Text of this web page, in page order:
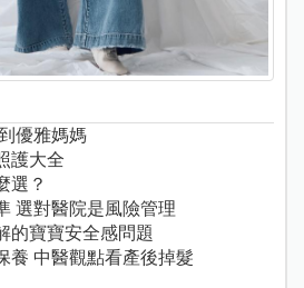
優雅媽媽
護大全
選？
選對醫院是風險管理
的寶寶安全感問題
養 中醫觀點看產後掉髮